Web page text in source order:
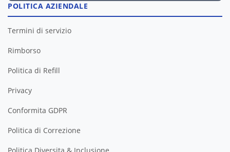
POLITICA AZIENDALE
Termini di servizio
Rimborso
Politica di Refill
Privacy
Conformita GDPR
Politica di Correzione